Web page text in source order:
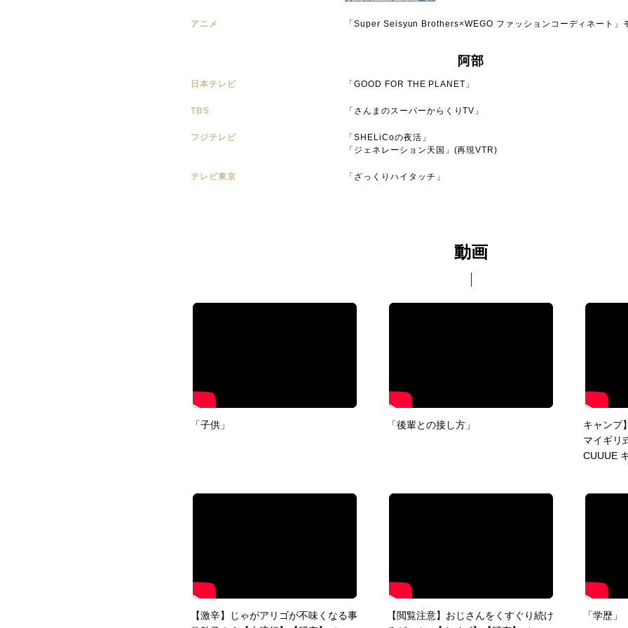
アニメ 「Super Seisyun Brothers×WEGO ファッションコーディネート」
阿部
日本テレビ 「GOOD FOR THE PLANET」
TBS 「さんまのスーパーからくりTV」
フジテレビ
「SHELiCoの夜活」
「ジェネレーション天国」(再現VTR)
テレビ東京 「ざっくりハイタッチ」
動画
「子供」 「後輩との接し方」
キャンプ
マイギリ
CUUUE
【激辛】じゃがアリゴが不味くなる事
【閲覧注意】おじさんをくすぐり続け
「学歴」